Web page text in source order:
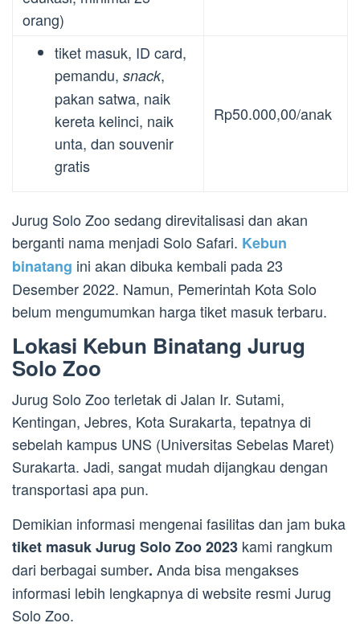
orang)
tiket masuk, ID card,
pemandu, snack,
pakan satwa, naik
kereta kelinci, naik
unta, dan souvenir
gratis
Rp50.000,00/anak
Jurug Solo Zoo sedang direvitalisasi dan akan
berganti nama menjadi Solo Safari. Kebun
binatang ini akan dibuka kembali pada 23
Desember 2022. Namun, Pemerintah Kota Solo
belum mengumumkan harga tiket masuk terbaru.
Lokasi Kebun Binatang Jurug
Solo Zoo
Jurug Solo Zoo terletak di Jalan Ir. Sutami,
Kentingan, Jebres, Kota Surakarta, tepatnya di
sebelah kampus UNS (Universitas Sebelas Maret)
Surakarta. Jadi, sangat mudah dijangkau dengan
transportasi apa pun.
Demikian informasi mengenai fasilitas dan jam buka
tiket masuk Jurug Solo Zoo 2023 kami rangkum
dari berbagai sumber. Anda bisa mengakses
informasi lebih lengkapnya di website resmi Jurug
Solo Zoo.